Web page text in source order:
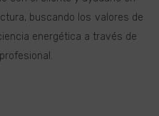
buscando los valores de
energética a través de